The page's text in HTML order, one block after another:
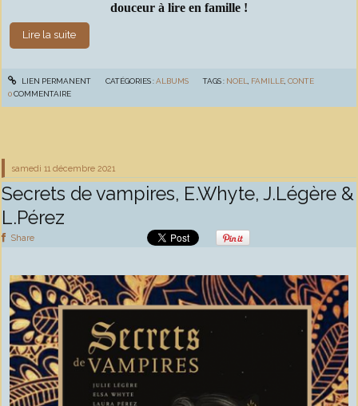
douceur à lire en famille !
Lire la suite
LIEN PERMANENT CATÉGORIES :ALBUMS TAGS : NOEL FAMILLE ,CONTE
0COMMENTAIRE
samedi 11 décembre 2021
Secrets de vampires, E.Whyte, J.Légère &
L.Pérez
Share